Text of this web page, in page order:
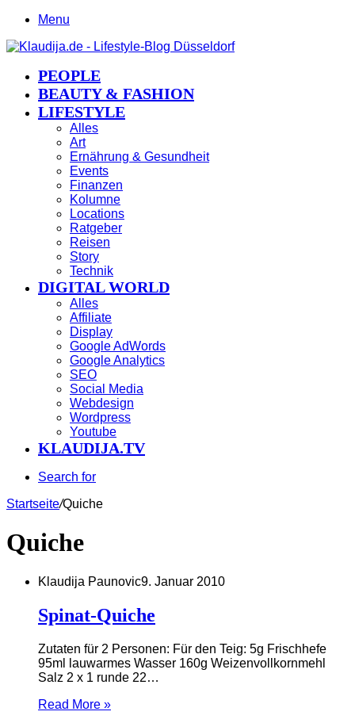
Menu
PEOPLE
BEAUTY & FASHION
LIFESTYLE
Alles
Art
Ernährung & Gesundheit
Events
Finanzen
Kolumne
Locations
Ratgeber
Reisen
Story
Technik
DIGITAL WORLD
Alles
Affiliate
Display
Google AdWords
Google Analytics
SEO
Social Media
Webdesign
Wordpress
Youtube
KLAUDIJA.TV
Search for
Startseite/Quiche
Quiche
Klaudija Paunovic9. Januar 2010
Spinat-Quiche
Zutaten für 2 Personen: Für den Teig: 5g Frischhefe
95ml lauwarmes Wasser 160g Weizenvollkornmehl
Salz 2 x 1 runde 22…
Read More »